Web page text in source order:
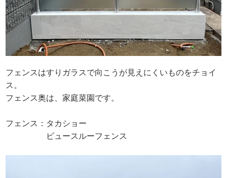
フェンスはすりガラスで向こうが見えにくいものをチョイ
ス。
フェンス奥は、家庭菜園です。
フェンス：タカショー
ビュースルーフェンス